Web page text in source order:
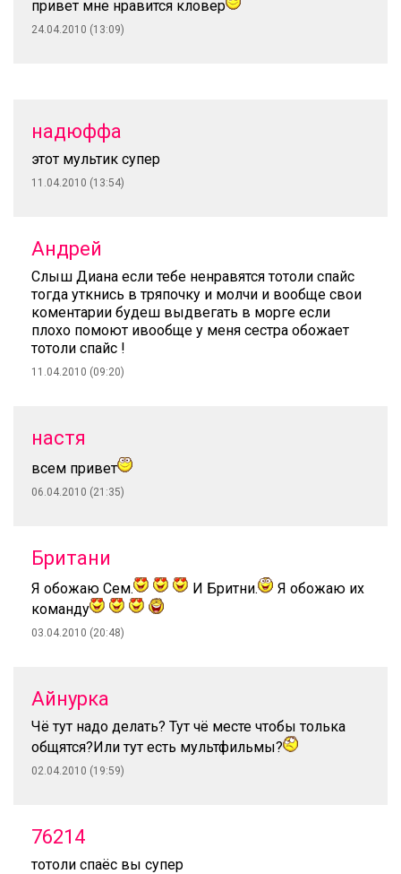
привет мне нравится кловер
24.04.2010 (13:09)
надюффа
этот мультик супер
11.04.2010 (13:54)
Андрей
Слыш Диана если тебе ненравятся тотоли спайс
тогда уткнись в тряпочку и молчи и вообще свои
коментарии будеш выдвегать в морге если
плохо помоют ивообще у меня сестра обожает
тотоли спайс !
11.04.2010 (09:20)
настя
всем привет
06.04.2010 (21:35)
Британи
Я обожаю Сем. И Бритни.
Я обожаю их
команду
03.04.2010 (20:48)
Айнурка
Чё тут надо делать? Тут чё месте чтобы толька
общятся?Или тут есть мультфильмы?
02.04.2010 (19:59)
76214
тотоли спаёс вы супер